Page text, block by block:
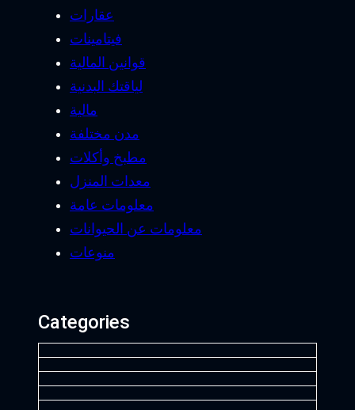
عقارات
فيتامينات
قوانين المالية
لياقتك البدنية
مالية
مدن مختلفة
مطبخ وأكلات
معدات المنزل
معلومات عامة
معلومات عن الحيوانات
منوعات
Categories